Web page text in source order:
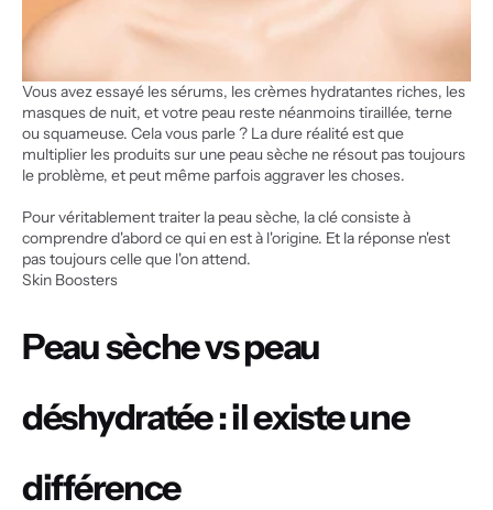
Vous avez essayé les sérums, les crèmes hydratantes riches, les
masques de nuit, et votre peau reste néanmoins tiraillée, terne
ou squameuse. Cela vous parle ? La dure réalité est que
multiplier les produits sur une peau sèche ne résout pas toujours
le problème, et peut même parfois aggraver les choses.
Pour véritablement traiter la peau sèche, la clé consiste à
comprendre d'abord ce qui en est à l'origine. Et la réponse n'est
pas toujours celle que l'on attend.
Skin Boosters
Peau sèche vs peau
déshydratée : il existe une
différence